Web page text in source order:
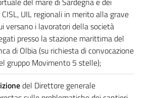
UIL regionali in merito alla grave
versano i lavoratori della società
presso la stazione marittima del
di Olbia (su richiesta di convocazione
gruppo Movimento 5 stelle);
del Direttore generale